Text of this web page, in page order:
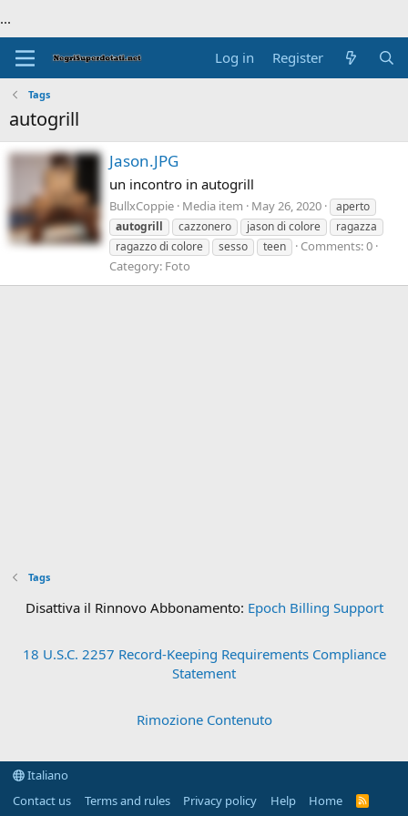
...
Log in Register
Tags
autogrill
Jason.JPG
un incontro in autogrill
BullxCoppie Media item May 26, 2020
aperto
autogrill
cazzonero jason di colore
ragazza
ragazzo di colore
sesso teen
Comments: 0
Category: Foto
Tags
Disattiva il Rinnovo Abbonamento: Epoch Billing Support
18 U.S.C. 2257 Record-Keeping Requirements Compliance
Statement
Rimozione Contenuto
Italiano
Contact us
Terms and rules Privacy policy Help Home
R